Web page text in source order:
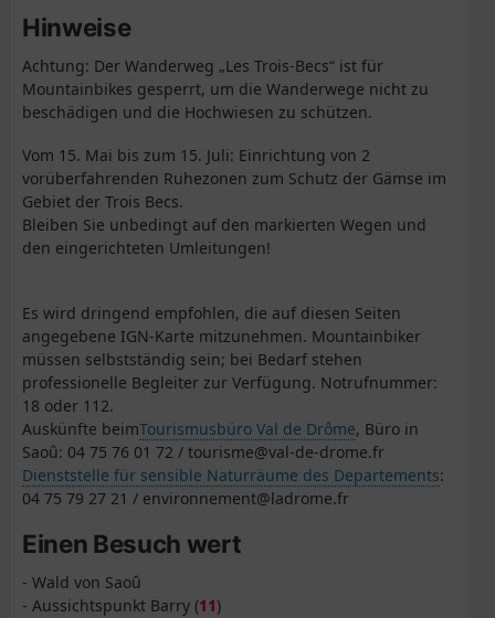
Hinweise
Achtung: Der Wanderweg „Les Trois-Becs“ ist für
Mountainbikes gesperrt, um die Wanderwege nicht zu
beschädigen und die Hochwiesen zu schützen.
Vom 15. Mai bis zum 15. Juli: Einrichtung von 2
vorüberfahrenden Ruhezonen zum Schutz der Gämse im
Gebiet der Trois Becs.
Bleiben Sie unbedingt auf den markierten Wegen und
den eingerichteten Umleitungen!
Es wird dringend empfohlen, die auf diesen Seiten
angegebene IGN-Karte mitzunehmen. Mountainbiker
müssen selbstständig sein; bei Bedarf stehen
professionelle Begleiter zur Verfügung. Notrufnummer:
18 oder 112.
Auskünfte beimTourismusbüro Val de Drôme, Büro in
Saoû: 04 75 76 01 72 / tourisme@val-de-drome.fr
Dienststelle für sensible Naturräume des Departements:
04 75 79 27 21 / environnement@ladrome.fr
Einen Besuch wert
- Wald von Saoû
- Aussichtspunkt Barry (11)